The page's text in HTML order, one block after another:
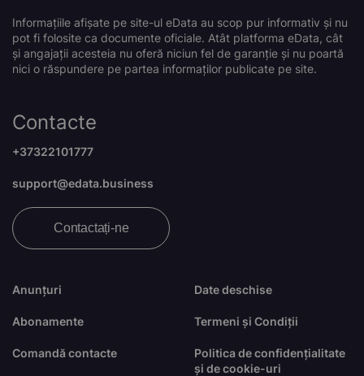
Informațiile afișate pe site-ul eData au scop pur informativ și nu
pot fi folosite ca documente oficiale. Atât platforma eData, cât
și angajații acesteia nu oferă niciun fel de garanție și nu poartă
nici o răspundere pe partea informaților publicate pe site.
Anunțuri
Abonamente
Comandă contacte
Date deschise
Termeni și Condiții
Politica de confidențialitate
și de cookie-uri
Contacte
+37322101777
support@edata.business
Contactați-ne